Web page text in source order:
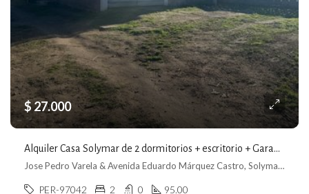
$ 27.000
Alquiler Casa Solymar de 2 dormitorios + escritorio + Garage en Solymar Norte
Jose Pedro Varela & Avenida Eduardo Márquez Castro, Solymar, Ciudad de la Costa
PER-97042 2 0 95.00